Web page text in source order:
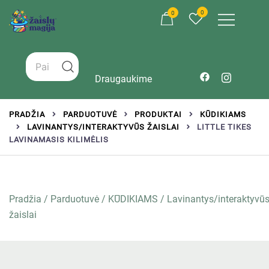
0 0
Draugaukime
PRADŽIA PARDUOTUVĖ PRODUKTAI
KŪDIKIAMS
LAVINANTYS/INTERAKTYVŪS ŽAISLAI
LITTLE TIKES
LAVINAMASIS KILIMĖLIS
Pradžia / Parduotuvė / KŪDIKIAMS / Lavinantys/interaktyvūs
žaislai